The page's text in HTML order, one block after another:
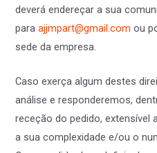
deverá endereçar a sua
paraajjmpart@gmail.com ou
sede da empresa.
Caso exerça algum destes
análise e responderemos,
receção do pedido, extensível
a sua complexidade e/ou o